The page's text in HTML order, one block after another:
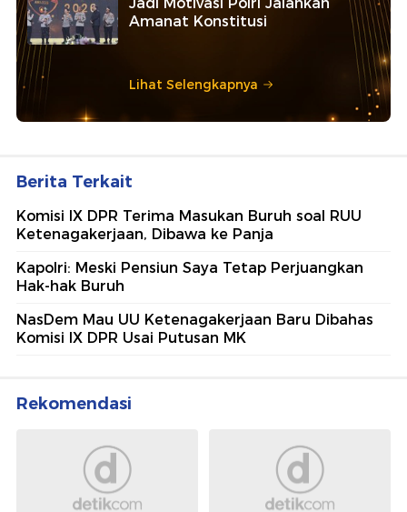
Amanat Konstitusi
Lihat Selengkapnya
Berita Terkait
Komisi IX DPR Terima Masukan Buruh soal RUU
Ketenagakerjaan, Dibawa ke Panja
Kapolri: Meski Pensiun Saya Tetap Perjuangkan
Hak-hak Buruh
NasDem Mau UU Ketenagakerjaan Baru Dibahas
Komisi IX DPR Usai Putusan MK
Rekomendasi